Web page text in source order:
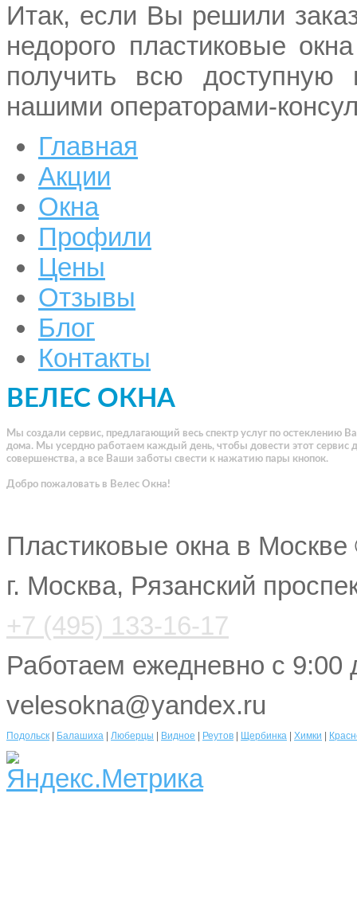
Итак, если Вы решили
недорого пластиковые
получить всю
нашими операторами-
Главная
Акции
Окна
Профили
Цены
Отзывы
Блог
Контакты
ВЕЛЕС ОКНА
Мы создали сервис, предлагающий весь спектр услуг по остеклению
дома. Мы усердно работаем каждый день, чтобы довести этот сервис
совершенства, а все Ваши заботы свести к нажатию пары кнопок.
Добро пожаловать в Велес Окна!
Пластиковые окна в
г. Москва, Рязанский
+7 (495) 133-16-17
Работаем ежедневно с 9:00
velesokna@yandex.ru
Подольск Балашиха Люберцы Видное Реутов Щербинка Химки